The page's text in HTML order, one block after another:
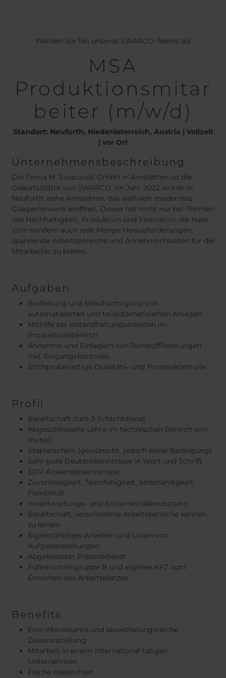
Germany
Greece
Iceland
Jamaica
Moldavia
Netherlands
Romania
Slovenia
Spain
Switzerland
Turkey
Kosovo
United States of
America
Other Europe
Rest of the
world
Werden Sie Teil unseres SWARCO-Teams als
MSA
Produktionsmitar
beiter (m/w/d)
Standort: Neufurth, Niederösterreich, Austria | Vollzeit
| vor Ort
Unternehmensbeschreibung
Die Firma M. Swarovski GmbH in Amstetten ist die
Geburtsstätte von SWARCO. Im Jahr 2022 wurde in
Neufurth, nahe Amstetten, das weltweit modernste
Glasperlenwerk eröffnet. Dieses hat nicht nur bei Themen
wie Nachhaltigkeit, Produktion und Innovation die Nase
vorn sondern auch jede Menge Herausforderungen,
spannende Arbeitsbereiche und Annehmlichkeiten für die
Mitarbeiter zu bieten.
Aufgaben
Bedienung und Beaufsichtigung von
automatisierten und teilautomatisierten Anlagen
Mithilfe bei Instandhaltungsarbeiten im
Produktionsbereich
Annahme und Einlagern von Rohstofflieferungen
inkl. Eingangskontrolle
Stichprobenartige Qualitäts- und Prozesskontrolle
Profil
Bereitschaft zum 3-Schichtdienst
Abgeschlossene Lehre im technischen Bereich von
Vorteil
Staplerschein (gewünscht, jedoch keine Bedingung)
Sehr gute Deutschkenntnisse in Wort und Schrift
EDV-Anwenderkenntnisse
Zuverlässigkeit, Teamfähigkeit, Selbständigkeit,
Flexibilität
Verantwortungs- und Sicherheitsbewusstsein
Bereitschaft, verschiedene Arbeitsbereiche kennen
zu lernen
Eigenständiges Arbeiten und Lösen von
Aufgabenstellungen
Abgeleisteter Präsenzdienst
Führerscheingruppe B und eigenes KFZ zum
Erreichen des Arbeitsplatzes
Benefits
Eine interessante und abwechslungsreiche
Daueranstellung
Mitarbeit in einem international tätigen
Unternehmen
Flache Hierarchien